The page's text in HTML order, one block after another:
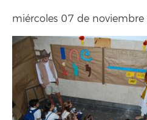
miércoles 07 de